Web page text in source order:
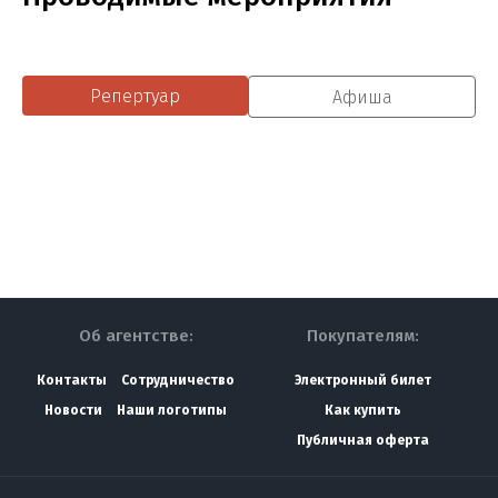
Репертуар Афиша
Об агентстве:
Контакты
Сотрудничество
Новости
Наши логотипы
Покупателям:
Электронный билет
Как купить
Публичная оферта